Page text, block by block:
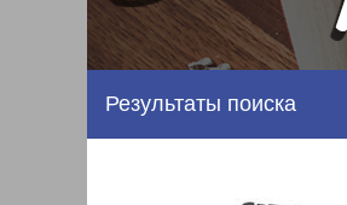
Результаты поиска